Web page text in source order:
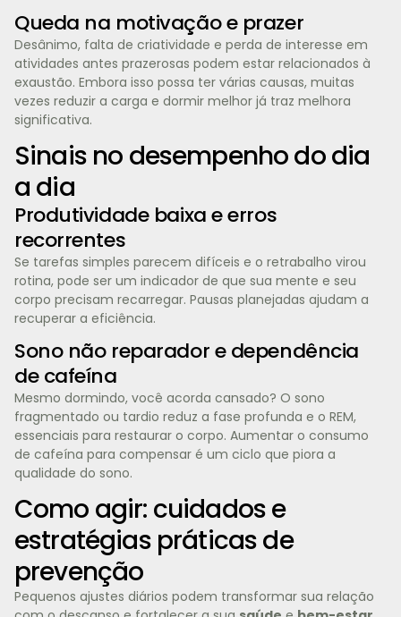
Queda na motivação e prazer
Desânimo, falta de criatividade e perda de interesse em
atividades antes prazerosas podem estar relacionados à
exaustão. Embora isso possa ter várias causas, muitas
vezes reduzir a carga e dormir melhor já traz melhora
significativa.
Sinais no desempenho do dia
a dia
Produtividade baixa e erros
recorrentes
Se tarefas simples parecem difíceis e o retrabalho virou
rotina, pode ser um indicador de que sua mente e seu
corpo precisam recarregar. Pausas planejadas ajudam a
recuperar a eficiência.
Sono não reparador e dependência
de cafeína
Mesmo dormindo, você acorda cansado? O sono
fragmentado ou tardio reduz a fase profunda e o REM,
essenciais para restaurar o corpo. Aumentar o consumo
de cafeína para compensar é um ciclo que piora a
qualidade do sono.
Como agir: cuidados e
estratégias práticas de
prevenção
Pequenos ajustes diários podem transformar sua relação